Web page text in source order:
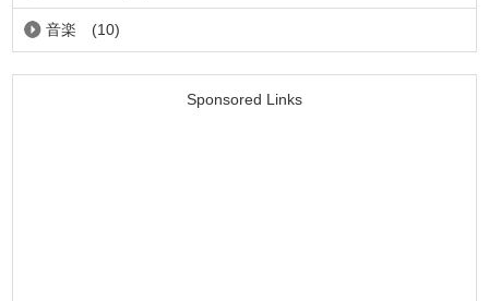
音楽 (10)
Sponsored Links